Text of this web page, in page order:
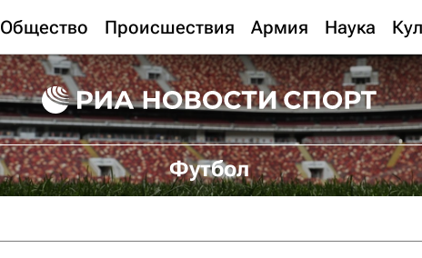
Общество Происшествия Армия Наука
Футбол